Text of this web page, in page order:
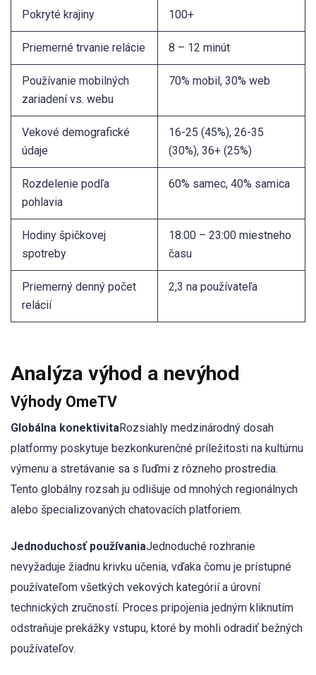
Pokryté krajiny 100+
Priemerné trvanie relácie 8 – 12 minút
Používanie mobilných
zariadení vs. webu
70% mobil, 30% web
Vekové demografické
údaje
16-25 (45%), 26-35
(30%), 36+ (25%)
Rozdelenie podľa
pohlavia
60% samec, 40% samica
Hodiny špičkovej
spotreby
18:00 – 23:00 miestneho
času
Priemerný denný počet
relácií
2,3 na používateľa
Analýza výhod a nevýhod
Výhody OmeTV
Globálna konektivitaRozsiahly medzinárodný dosah
platformy poskytuje bezkonkurenčné príležitosti na kultúrnu
výmenu a stretávanie sa s ľuďmi z rôzneho prostredia.
Tento globálny rozsah ju odlišuje od mnohých regionálnych
alebo špecializovaných chatovacích platforiem.
Jednoduchosť používaniaJednoduché rozhranie
nevyžaduje žiadnu krivku učenia, vďaka čomu je prístupné
používateľom všetkých vekových kategórií a úrovní
technických zručností. Proces pripojenia jedným kliknutím
odstraňuje prekážky vstupu, ktoré by mohli odradiť bežných
používateľov.